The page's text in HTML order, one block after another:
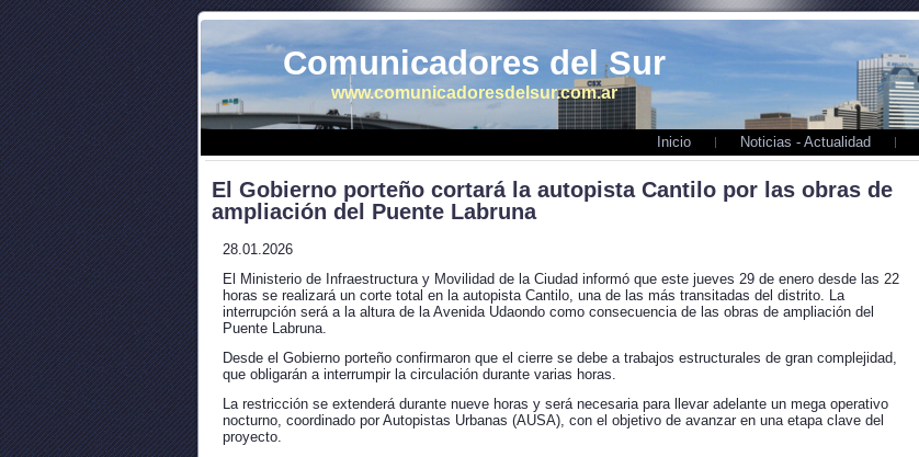
Comunicadores del Sur
www.comunicadoresdelsur.com.ar
Inicio Noticias - Actualidad
El Gobierno porteño cortará la autopista Cantilo por las obras de
ampliación del Puente Labruna
28.01.2026
El Ministerio de Infraestructura y Movilidad de la Ciudad informó que este jueves 29 de enero desde las 22
horas se realizará un corte total en la autopista Cantilo, una de las más transitadas del distrito. La
interrupción será a la altura de la Avenida Udaondo como consecuencia de las obras de ampliación del
Puente Labruna.
Desde el Gobierno porteño confirmaron que el cierre se debe a trabajos estructurales de gran complejidad,
que obligarán a interrumpir la circulación durante varias horas.
La restricción se extenderá durante nueve horas y será necesaria para llevar adelante un mega operativo
nocturno, coordinado por Autopistas Urbanas (AUSA), con el objetivo de avanzar en una etapa clave del
proyecto.